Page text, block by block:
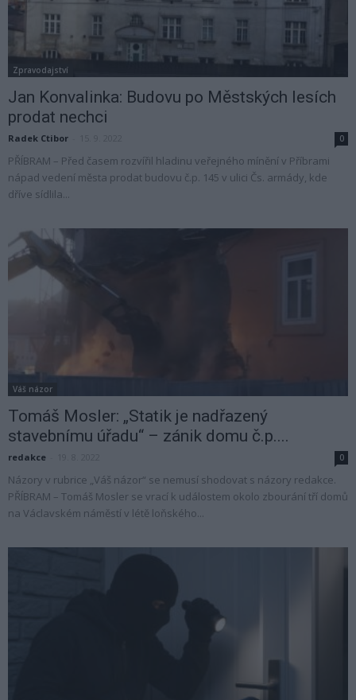
Zpravodajství
Jan Konvalinka: Budovu po Městských lesích
prodat nechci
Radek Ctibor 0
PŘÍBRAM – Před časem rozvířil hladinu veřejného mínění v Příbrami
nápad vedení města prodat budovu č.p. 145 v ulici Čs. armády, kde
dříve sídlila...
Váš názor
Tomáš Mosler: „Statik je nadřazený
stavebnímu úřadu“ – zánik domu č.p....
redakce 0
Názory v rubrice „Váš názor“ se nemusí shodovat s názory redakce.
PŘÍBRAM – Tomáš Mosler se vrací k událostem okolo zbourání tří domů
na Václavském náměstí v létě loňského...